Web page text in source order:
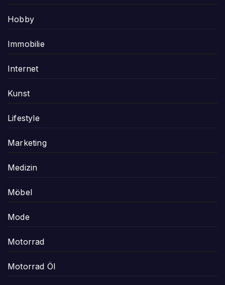
Hobby
Immobilie
Internet
Kunst
Lifestyle
Marketing
Medizin
Möbel
Mode
Motorrad
Motorrad Öl